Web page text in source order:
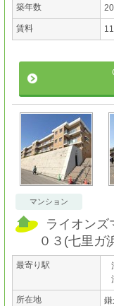
築年数
賃料
マンション
ライオンズ
０３ (七里ガ
最寄り駅
所在地 鎌